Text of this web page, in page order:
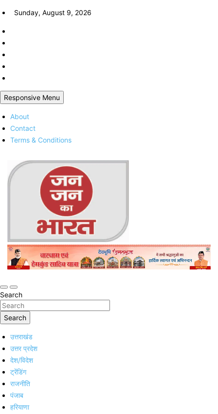
Skip
content
Sunday, August 9, 2026
Responsive Menu
About
Contact
Terms & Conditions
Jan Jan Ka Bharat
Online Trending Hindi News Website
Search
Search
उत्तराखंड
उत्तर प्रदेश
देश/विदेश
ट्रेंडिंग
राजनीति
पंजाब
हरियाणा